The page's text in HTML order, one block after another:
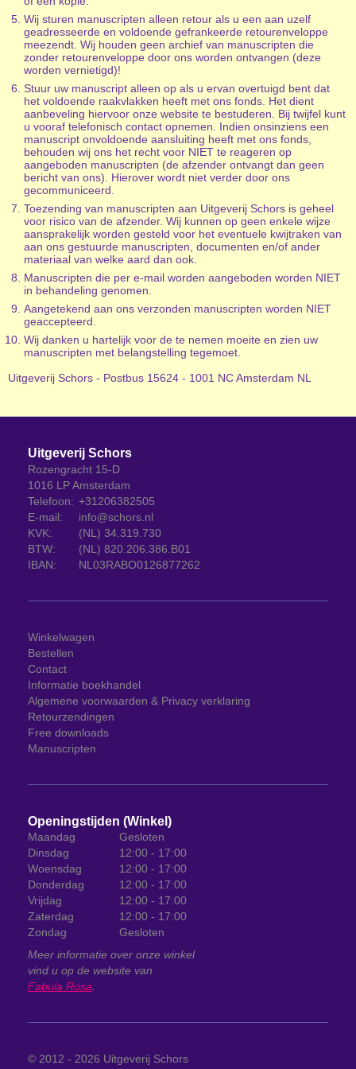
Wij sturen manuscripten alleen retour als u een aan uzelf
geadresseerde en voldoende gefrankeerde retourenveloppe
meezendt. Wij houden geen archief van manuscripten die
zonder retourenveloppe door ons worden ontvangen (deze
worden vernietigd)!
Stuur uw manuscript alleen op als u ervan overtuigd bent dat
het voldoende raakvlakken heeft met ons fonds. Het dient
aanbeveling hiervoor onze website te bestuderen. Bij twijfel kunt
u vooraf telefonisch contact opnemen. Indien onsinziens een
manuscript onvoldoende aansluiting heeft met ons fonds,
behouden wij ons het recht voor NIET te reageren op
aangeboden manuscripten (de afzender ontvangt dan geen
bericht van ons). Hierover wordt niet verder door ons
gecommuniceerd.
Toezending van manuscripten aan Uitgeverij Schors is geheel
voor risico van de afzender. Wij kunnen op geen enkele wijze
aansprakelijk worden gesteld voor het eventuele kwijtraken van
aan ons gestuurde manuscripten, documenten en/of ander
materiaal van welke aard dan ook.
Manuscripten die per e-mail worden aangeboden worden NIET
in behandeling genomen.
Aangetekend aan ons verzonden manuscripten worden NIET
geaccepteerd.
Wij danken u hartelijk voor de te nemen moeite en zien uw
manuscripten met belangstelling tegemoet.
Uitgeverij Schors - Postbus 15624 - 1001 NC Amsterdam NL
Uitgeverij Schors
Rozengracht 15-D
1016 LP Amsterdam
Telefoon: +31206382505
E-mail:
info@schors.nl
KVK:
(NL) 34.319.730
BTW:
(NL) 820.206.386.B01
IBAN:
NL03RABO0126877262
Winkelwagen
Bestellen
Contact
Informatie boekhandel
Algemene voorwaarden & Privacy verklaring
Retourzendingen
Free downloads
Manuscripten
Openingstijden (Winkel)
Maandag
Gesloten
Dinsdag
12:00 - 17:00
Woensdag
12:00 - 17:00
Donderdag
12:00 - 17:00
Vrijdag
12:00 - 17:00
Zaterdag
12:00 - 17:00
Zondag
Gesloten
Meer informatie over onze winkel
vind u op de website van
Fabula Rosa
© 2012 - 2026 Uitgeverij Schors